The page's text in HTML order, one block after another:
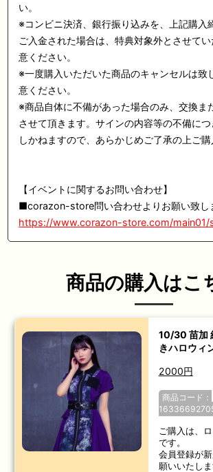
い。
※コンビニ決済、銀行振り込みを、上記購入
ご入金された場合は、特典対象外とさせて
意ください。
※一度購入いただいた商品のキャンセルは致
意ください。
※商品自体に不備があった場合のみ、交換ま
させて頂きます。サインの内容等の不備に
しかねますので、あらかじめご了承の上ご購
【イベントに関するお問い合わせ】
■corazon-store問い合わせよりお願い致し
https://www.corazon-store.com/main01/
商品の購入はこ
10/30 苗加
きハロウィ
2000円
商品コード：
ご購入は、
です。
会員登録が
願いいたしま